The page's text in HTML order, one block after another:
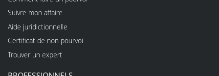
Suivre mon affaire
Aide juridictionnelle
Certificat de non pourvoi
Trouver un expert